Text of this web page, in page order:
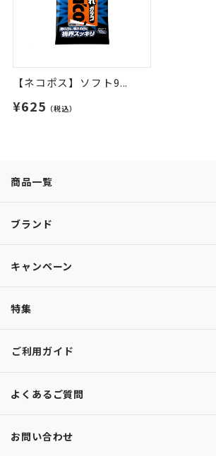
【ネコポス】ソフト9...
¥625 （税込）
商品一覧
ブランド
キャンペーン
特集
ご利用ガイド
よくあるご質問
お問い合わせ